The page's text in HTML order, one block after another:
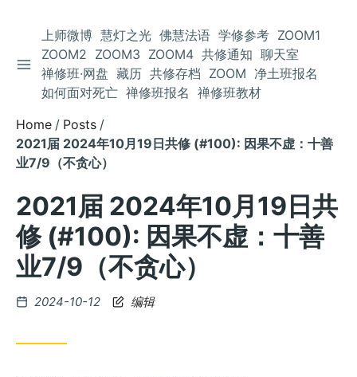
Skip
TOGGLE SIDEBAR
上师微博 慧灯之光 佛慧法语 学修参考 ZOOM1
ZOOM2 ZOOM3 ZOOM4 共修通知 聊天室
禅修班·网盘 藏历 共修存档 ZOOM 净土班报名
如何面对死亡 禅修班报名 禅修班教材
Home
Posts
2021届 2024年10月19日共修 (#100): 因果不虚：十善
业7/9（不贪心）
2021届 2024年10月19日共
修 (#100): 因果不虚：十善
业7/9（不贪心）
Posted
2024-10-12 编辑